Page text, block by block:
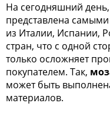
На сегодняшний
представлена
из Италии, Испании,
стран, что с одной
только осложняет
покупателем. Так,
может быть
материалов.